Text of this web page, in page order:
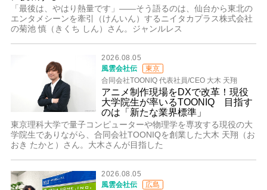
「最後は、やはり熱量です」――そう語るのは、仙台から東北の
エンタメシーンを牽引（けんいん）するニイタカプラス株式会社
の菊池 慎（きくち しん）さん。ジャンルレス
2026.08.05
風雲会社伝
東京
合同会社TOONIQ 代表社員/CEO 大木 天翔
アニメ制作現場をDXで改革！現役
大学院生が率いるTOONIQ 目指す
のは「新たな業界標準」
東京理科大学で量子コンピューターや物理学を専攻する現役の大
学院生でありながら、合同会社TOONIQを創業した大木 天翔（お
おき たかと）さん。大木さんが目指した
2026.08.05
風雲会社伝
広島